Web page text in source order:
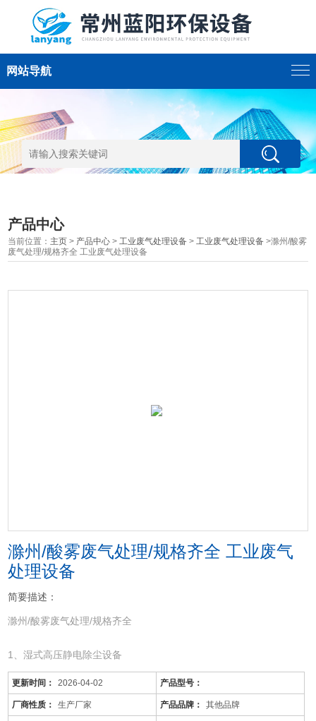
网站导航
产品中心
当前位置： 主页 > 产品中心 >工业废气处理设备 >工业废气处理设备 >滁州/酸雾
废气处理/规格齐全 工业废气处理设备
滁州/酸雾废气处理/规格齐全 工业废气
处理设备
简要描述：
滁州/酸雾废气处理/规格齐全
1、湿式高压静电除尘设备
更新时间： 2026-04-02 产品型号：
厂商性质： 生产厂家 产品品牌： 其他品牌